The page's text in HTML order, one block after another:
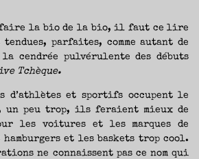
faire la bio de la bio, il faut ce lire
parfaites, comme autant de
cendrée pulvérulente des débuts
Tchèque.
d’athlètes et sportifs occupent le
un peu trop, ils feraient mieux de
les voitures et les marques de
et les baskets trop cool.
ne connaissent pas ce nom qui